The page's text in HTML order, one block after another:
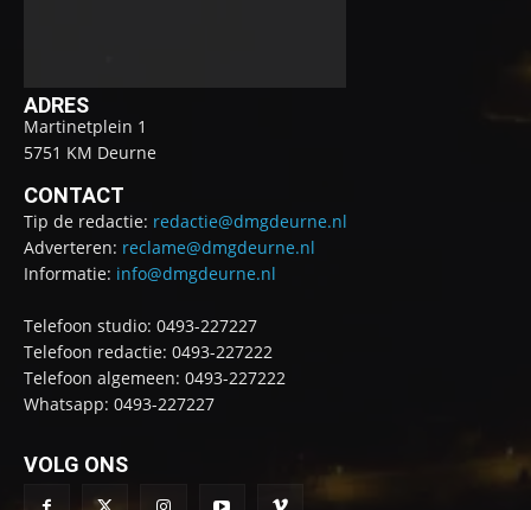
ADRES
Martinetplein 1
5751 KM Deurne
CONTACT
Tip de redactie: redactie@dmgdeurne.nl
Adverteren: reclame@dmgdeurne.nl
Informatie: info@dmgdeurne.nl
Telefoon studio: 0493-227227
Telefoon redactie: 0493-227222
Telefoon algemeen: 0493-227222
Whatsapp: 0493-227227
VOLG ONS